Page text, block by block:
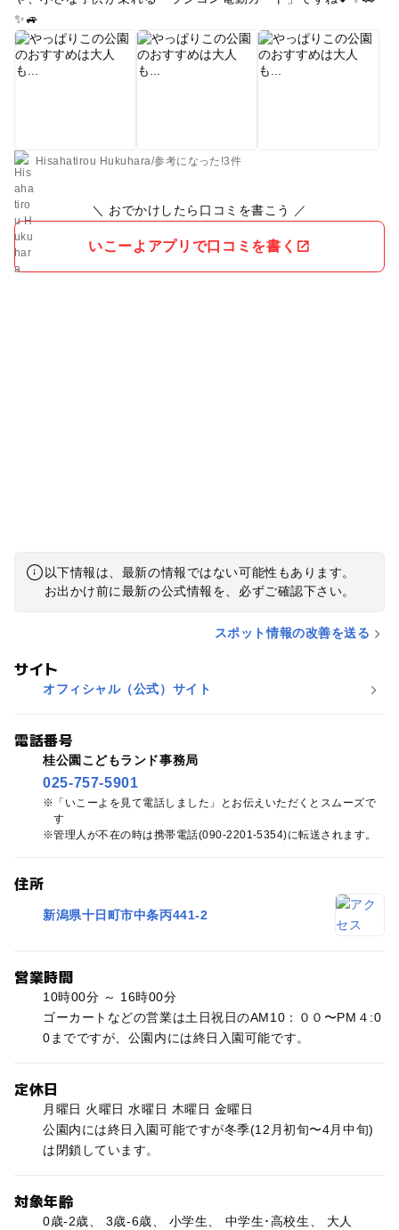
✨🚙
Hisahatirou Hukuhara/参考に なった!3件
＼ おでかけしたら口コミを書こう ／
いこーよアプリで口コミを書く
以下情報は、最新の情報ではない可能性もあります。
お出かけ前に最新の公式情報を、必ずご確認下さい。
スポット情報の改善を送る
サイト
オフィシャル（公式）サイト
電話番号
桂公園こどもランド事務局
025-757-5901
「いこーよを見て電話しました」とお伝えいただくとスムーズで
す
管理人が不在の時は携帯電話(090-2201-5354)に転送されます。
住所
新潟県十日町市中条丙441-2
営業時間
10時00分 ～ 16時00分
ゴーカートなどの営業は土日祝日のAM10：００〜PM４:0
0までですが、公園内には終日入園可能です。
定休日
月曜日 火曜日 水曜日 木曜日 金曜日
公園内には終日入園可能ですが冬季(12月初旬〜4月中旬)
は閉鎖しています。
対象年齢
0歳-2歳、 3歳-6歳、 小学生、 中学生･高校生、 大人